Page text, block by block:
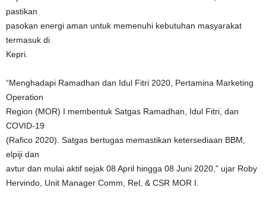
pastikan
pasokan energi aman untuk memenuhi kebutuhan masyarakat
termasuk di
Kepri.
“Menghadapi Ramadhan dan Idul Fitri 2020, Pertamina Marketing
Operation
Region (MOR) I membentuk Satgas Ramadhan, Idul Fitri, dan
COVID-19
(Rafico 2020). Satgas bertugas memastikan ketersediaan BBM,
elpiji dan
avtur dan mulai aktif sejak 08 April hingga 08 Juni 2020,” ujar Roby
Hervindo, Unit Manager Comm, Rel, & CSR MOR I.